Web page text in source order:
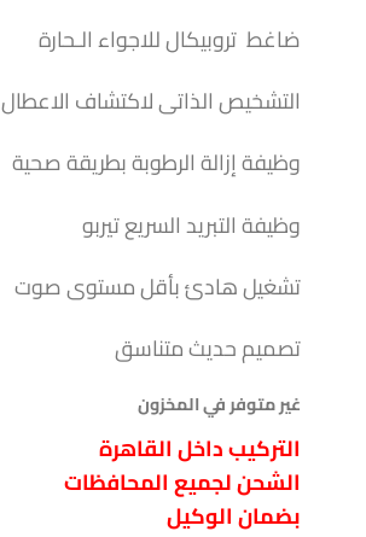
ضاغط تروبيكال للاجواء الـحارة
التشخيص الذاتى لاكتشاف الاعطال
وظيفة إزالة الرطوبة بطريقة صحية
وظيفة التبريد السريع تيربو
تشغيل هادئ بأقل مستوى صوت
تصميم حديث متناسق
غير متوفر في المخزون
التركيب داخل القاهرة
الشحن لجميع المحافظات
بضمان الوكيل